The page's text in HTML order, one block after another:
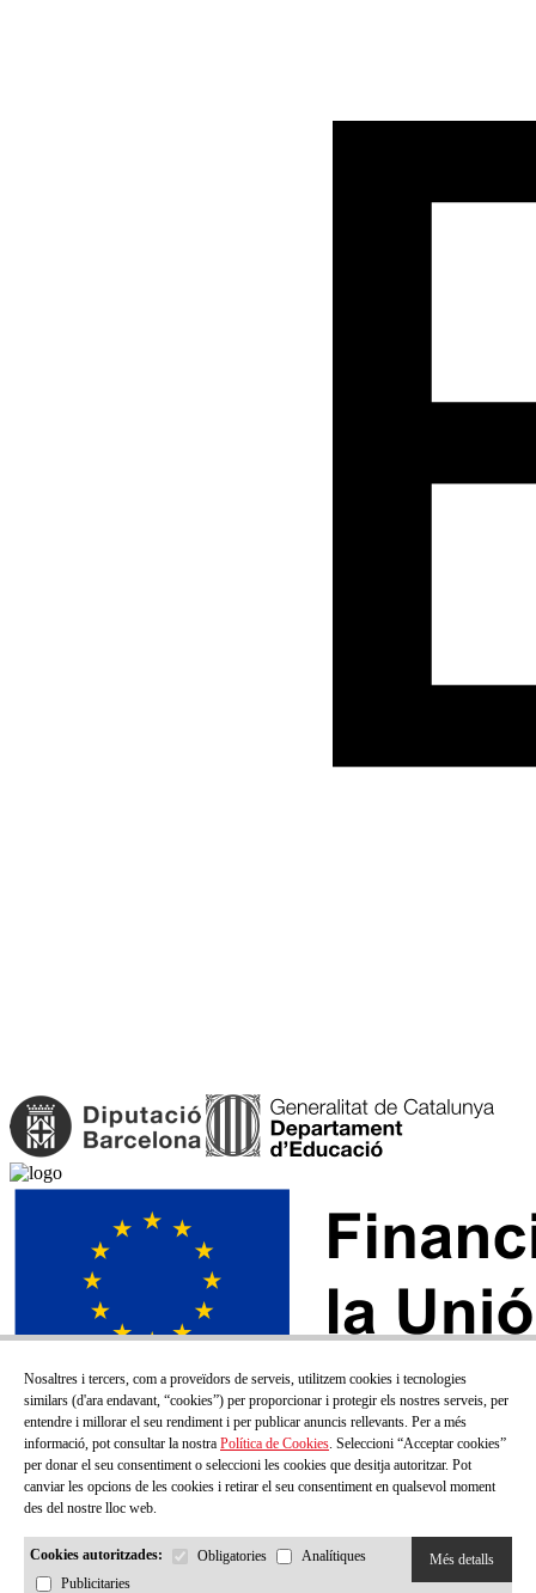
Nosaltres i tercers, com a proveïdors de serveis, utilitzem cookies i tecnologies
similars (d'ara endavant, “cookies”) per proporcionar i protegir els nostres serveis, per
entendre i millorar el seu rendiment i per publicar anuncis rellevants. Per a més
informació, pot consultar la nostra Política de Cookies. Seleccioni “Acceptar cookies”
per donar el seu consentiment o seleccioni les cookies que desitja autoritzar. Pot
canviar les opcions de les cookies i retirar el seu consentiment en qualsevol moment
des del nostre lloc web.
Cookies autoritzades: Obligatories
Analítiques
Publicitaries
Més detalls